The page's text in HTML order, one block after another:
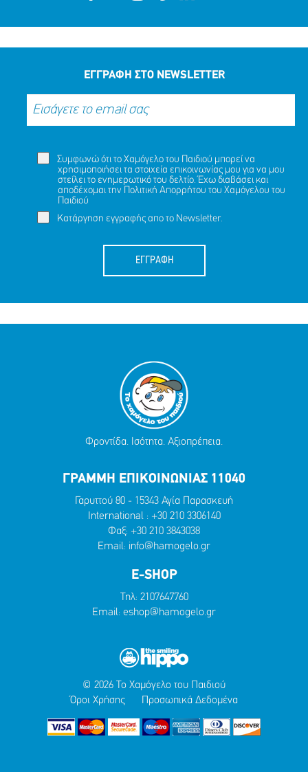
ΕΓΓΡΑΦΗ ΣΤΟ NEWSLETTER
Συμφωνώ ότι το Χαμόγελο του Παιδιού μπορεί να
χρησιμοποιήσει τα στοιχεία επικοινωνίας μου για να μου
στείλει το ενημερωτικό του δελτίο. Έχω διαβάσει και
αποδέχομαι την
Πολιτική Απορρήτου του Χαμόγελου του
Παιδιού
Κατάργηση εγγραφής απο το Newsletter.
ΕΓΓΡΑΦΗ
Φροντίδα. Ισότητα. Αξιοπρέπεια.
ΓΡΑΜΜΗ ΕΠΙΚΟΙΝΩΝΙΑΣ 11040
Γαρυττού 80 - 15343 Αγία Παρασκευή
International : +30 210 3306140
Φαξ: +30 210 3843038
Email: info@hamogelo.gr
E-SHOP
Τηλ: 2107647760
Email: eshop@hamogelo.gr
© 2026 Το Χαμόγελο του Παιδιού
Όροι Χρήσης
Προσωπικά Δεδομένα